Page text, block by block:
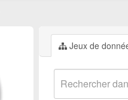
Jeux de